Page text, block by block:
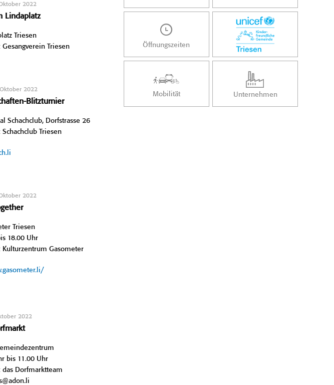
2022
Lindaplatz
Triesen
Gesangverein Triesen
2022
Blitzturnier
Schachclub, Dorfstrasse 26
Schachclub Triesen
2022
Triesen
18.00 Uhr
Kulturzentrum Gasometer
2022
bis 11.00 Uhr
das Dorfmarktteam
Öffnungszeiten
Mobilität Unternehmen